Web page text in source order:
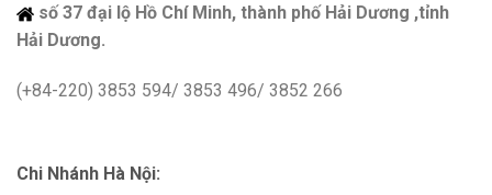
số 37 đại lộ Hồ Chí Minh, thành phố Hải Dương ,tỉnh
Hải Dương.
(+84-220) 3853 594/ 3853 496/ 3852 266
Chi Nhánh Hà Nội: